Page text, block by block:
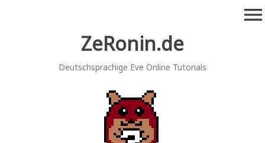
ZeRonin.de
Deutschsprachige Eve Online Tutorials
menu